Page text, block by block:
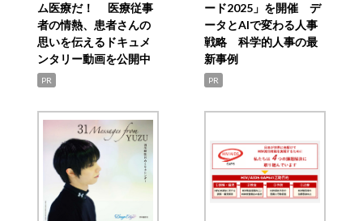
ム医療だ！ 医療従事
者の情熱、患者さんの
思いを伝えるドキュメ
ンタリー動画を公開中
PR
ード2025」を開催 デ
ータとAIで変わる人事
戦略 科学的人事の最
新事例
PR